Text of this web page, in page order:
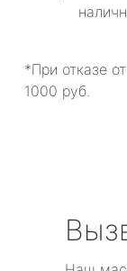
*При отказе
1000 руб.